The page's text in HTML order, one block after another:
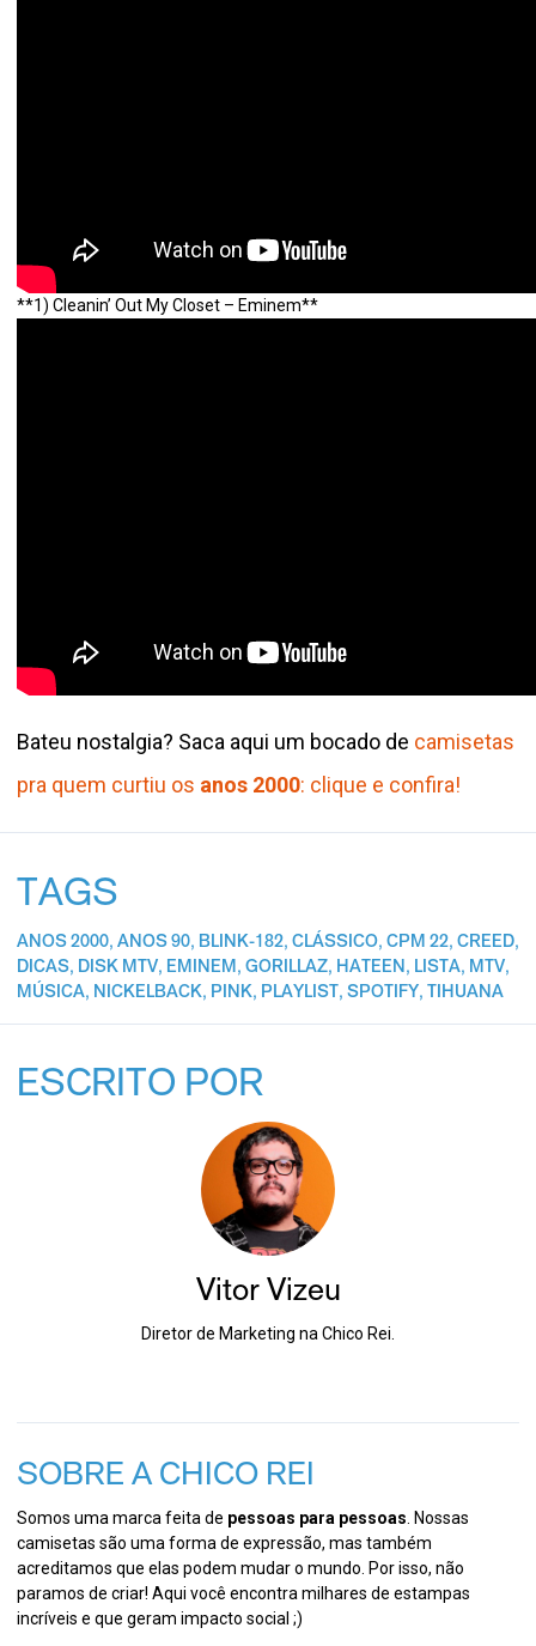
**1) Cleanin’ Out My Closet – Eminem**
Bateu nostalgia? Saca aqui um bocado de camisetas
pra quem curtiu os anos 2000: clique e confira!
TAGS
ANOS 2000, ANOS 90, BLINK-182, CLÁSSICO, CPM 22, CREED,
DICAS, DISK MTV, EMINEM , GORILLAZ, HATEEN , LISTA, MTV,
MÚSICA, NICKELBACK, PINK, PLAYLIST , SPOTIFY, TIHUANA
ESCRITO POR
Vitor Vizeu
Diretor de Marketing na Chico Rei.
SOBRE A CHICO REI
Somos uma marca feita de pessoas para pessoas. Nossas
camisetas são uma forma de expressão, mas também
acreditamos que elas podem mudar o mundo. Por isso, não
paramos de criar! Aqui você encontra milhares de estampas
incríveis e que geram impacto social ;)